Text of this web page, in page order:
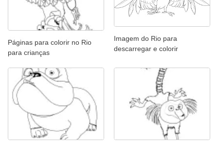
Páginas para colorir no Rio
para crianças
Imagem do Rio para
descarregar e colorir